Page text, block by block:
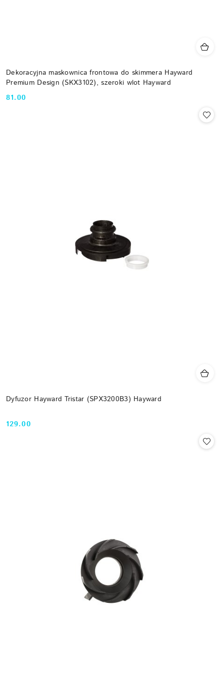
Dekoracyjna maskownica frontowa do skimmera Hayward
Premium Design (SKX3102), szeroki wlot Hayward
Cena:
81.00
Dyfuzor Hayward Tristar (SPX3200B3) Hayward
Cena:
129.00